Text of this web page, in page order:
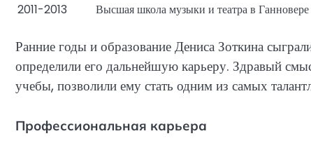
2011-2013
Высшая школа музыки и театра в Ганновере
Ранние годы и образование Дениса Зоткина
определили его дальнейшую карьеру. Здравый
учебы, позволили ему стать одним из самых
Профессиональная карьера